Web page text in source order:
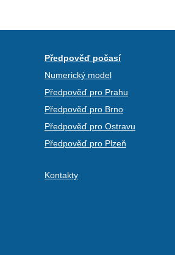
Předpověď počasí
Numerický model
Předpověď pro Prahu
Předpověď pro Brno
Předpověď pro Ostravu
Předpověď pro Plzeň
Kontakty